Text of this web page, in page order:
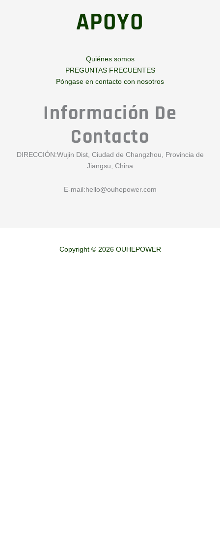
APOYO
Quiénes somos
PREGUNTAS FRECUENTES
Póngase en contacto con nosotros
Información De
Contacto
DIRECCIÓN:Wujin Dist, Ciudad de Changzhou, Provincia de
Jiangsu, China
E-mail:hello@ouhepower.com
Copyright © 2026 OUHEPOWER